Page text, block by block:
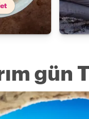
gün